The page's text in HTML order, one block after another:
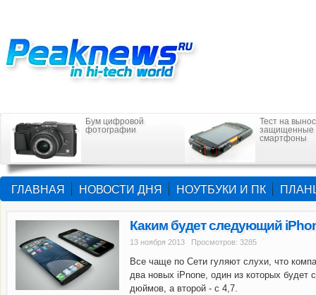
Бум цифровой
фотографии
Тест на
защищенные
смартфоны
ГЛАВНАЯ НОВОСТИ ДНЯ НОУТБУКИ И ПК
Каким будет следующий
13 ноября 2013 Просмотров: 3285
Все чаще по Сети гуляют слухи, что
два новых iPnone, один из которых будет
дюймов, а второй - с 4,7.